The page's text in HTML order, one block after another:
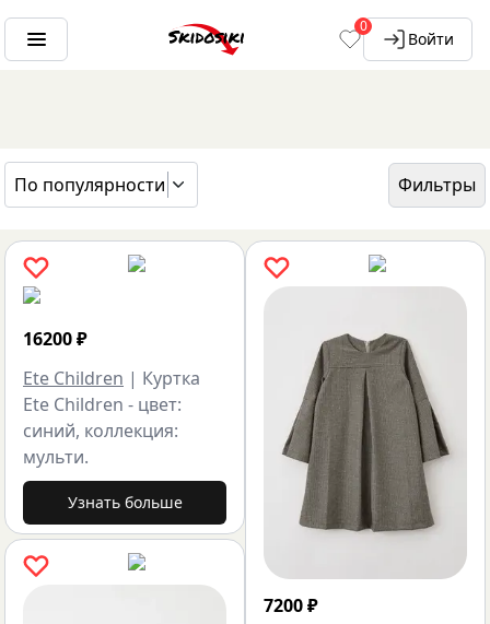
0
Войти
По популярности
Фильтры
ГЛАВНАЯ
БРЕНДЫ
16200₽
Ete Children | Куртка
Ete Children - цвет:
синий, коллекция:
мульти.
Узнать больше
7200₽